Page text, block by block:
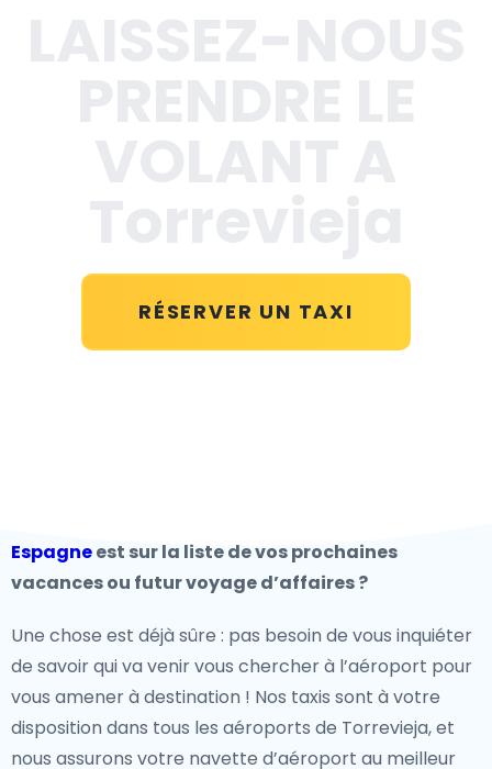
RÉSERVER UN TAXI
Espagneest sur la liste de vos prochaines
vacances ou futur voyage d’affaires ?
Une chose est déjà sûre : pas besoin de vous inquiéter
de savoir qui va venir vous chercher à l’aéroport pour
vous amener à destination ! Nos taxis sont à votre
disposition dans tous les aéroports de Torrevieja, et
nous assurons votre navette d’aéroport au meilleur